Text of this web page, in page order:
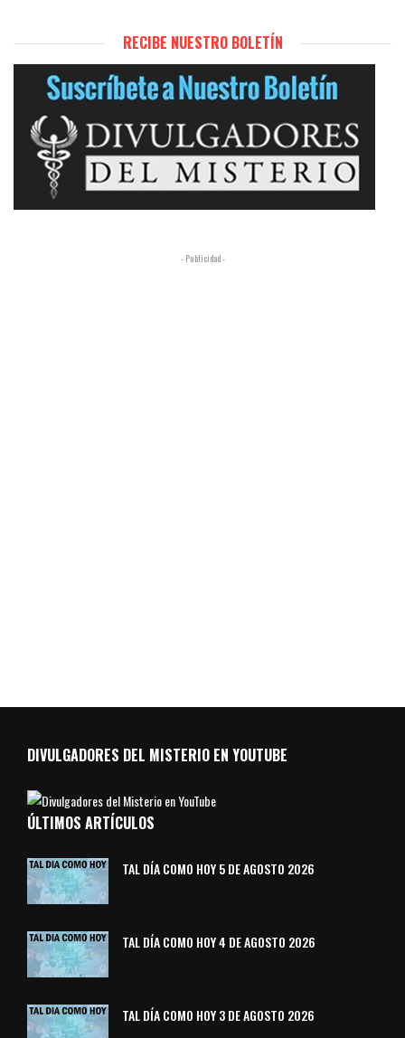
RECIBE NUESTRO BOLETÍN
- Publicidad -
DIVULGADORES DEL MISTERIO EN YOUTUBE
ÚLTIMOS ARTÍCULOS
TAL DÍA COMO HOY 5 DE AGOSTO 2026
TAL DÍA COMO HOY 4 DE AGOSTO 2026
TAL DÍA COMO HOY 3 DE AGOSTO 2026